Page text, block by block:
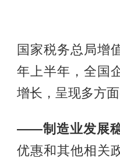
国家税务总局增
年上半年，全国
增长，呈现多方面
——制造业发展稳
优惠和其他相关